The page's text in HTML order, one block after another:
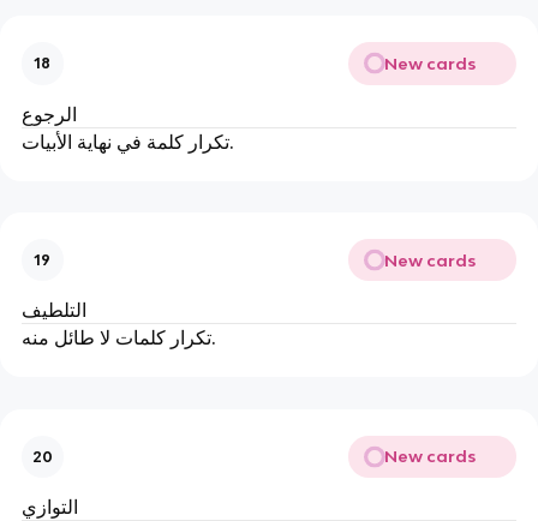
18 New cards
الرجوع
تكرار كلمة في نهاية الأبيات.
19 New cards
التلطيف
تكرار كلمات لا طائل منه.
20 New cards
التوازي